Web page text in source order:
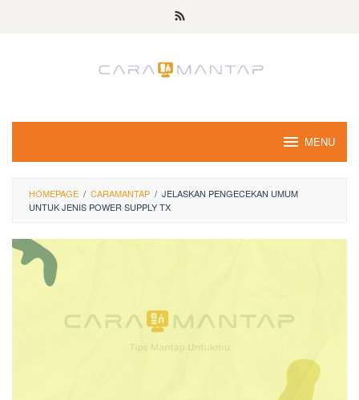
MENU
HOMEPAGE / CARAMANTAP / JELASKAN PENGECEKAN UMUM
UNTUK JENIS POWER SUPPLY TX